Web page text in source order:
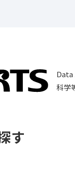
Data
科学
す